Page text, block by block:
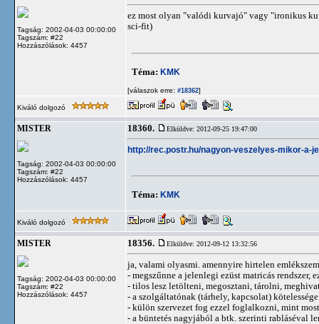
Tagság: 2002-04-03 00:00:00
Tagszám: #22
Hozzászólások: 4457
ez most olyan "valódi kurvajó" vagy "ironikus
sci-fit)
Téma: KMK
[válaszok erre: #18362]
Kiváló dolgozó
MISTER
Tagság: 2002-04-03 00:00:00
Tagszám: #22
Hozzászólások: 4457
18360. Elküldve: 2012-09-25 19:47:00
http://rec.postr.hu/nagyon-veszelyes-mikor-a-
Téma: KMK
Kiváló dolgozó
MISTER
Tagság: 2002-04-03 00:00:00
Tagszám: #22
Hozzászólások: 4457
18356. Elküldve: 2012-09-12 13:32:56
ja, valami olyasmi. amennyire hirtelen
- megszűnne a jelenlegi ezüst matricás
- tilos lesz letölteni, megosztani, tárolni,
- a szolgáltatónak (tárhely, kapcsolat)
- külön szervezet fog ezzel foglalkozni, mint
- a büntetés nagyjából a btk. szerinti rabláséval